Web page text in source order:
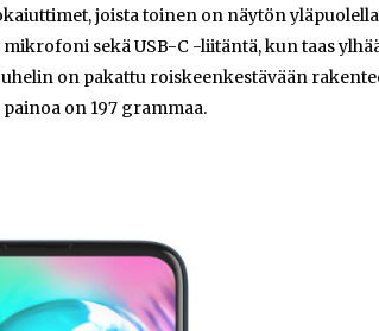
joista toinen on näytön
sekä USB-C -liitäntä, kun taas
on pakattu roiskeenkestävään
painoa on 197 grammaa.